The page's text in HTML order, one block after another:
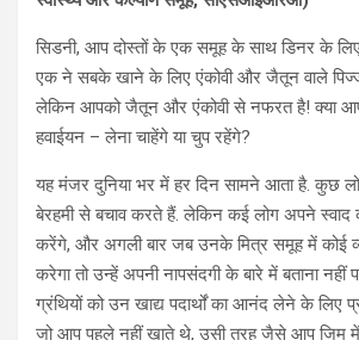
सिडनी, आप दोस्तों के एक समूह के साथ डिनर के
एक ने सबके खाने के लिए एंकोवी और जैतून वाले
लेकिन आपको जैतून और एंकोवी से नफरत है! क्या
हवाईयन – लेना चाहेंगे या चुप रहेंगे?
यह मंजर दुनिया भर में हर दिन सामने आता है. कुछ
बेरहमी से बचाव करते हैं. लेकिन कई लोग अपने स्वाद
करेंगे, और अगली बार जब उनके मित्र समूह में कोई
करेगा तो उन्हें अपनी नापसंदगी के बारे में बताना नहीं
ग्रंथियों को उन खाद्य पदार्थों का आनंद लेने के लिए
जो आप पहले नहीं खाते थे, उसी तरह जैसे आप जिम में